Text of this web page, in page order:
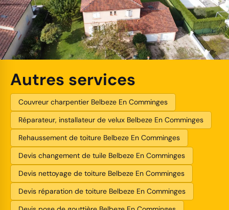
Autres services
Couvreur charpentier Belbeze En Comminges
Réparateur, installateur de velux Belbeze En Comminges
Rehaussement de toiture Belbeze En Comminges
Devis changement de tuile Belbeze En Comminges
Devis nettoyage de toiture Belbeze En Comminges
Devis réparation de toiture Belbeze En Comminges